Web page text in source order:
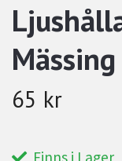
Mässing
65 kr
Finns i Lager